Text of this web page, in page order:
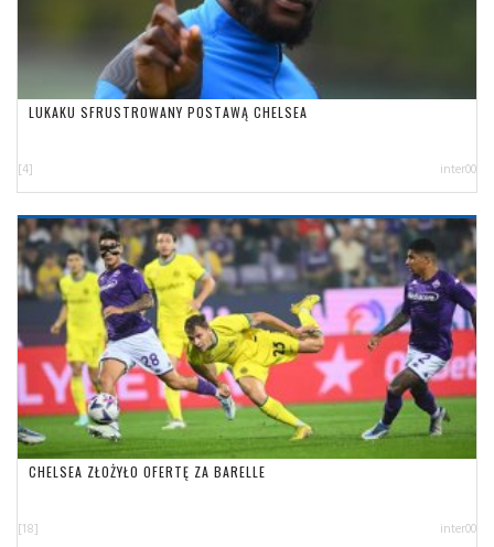
LUKAKU SFRUSTROWANY POSTAWĄ CHELSEA
[4] inter00
CHELSEA ZŁOŻYŁO OFERTĘ ZA BARELLE
[18] inter00